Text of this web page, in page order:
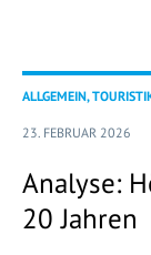
ALLGEMEIN,
23. FEBRUAR 2026
Analyse:
20 Jahren